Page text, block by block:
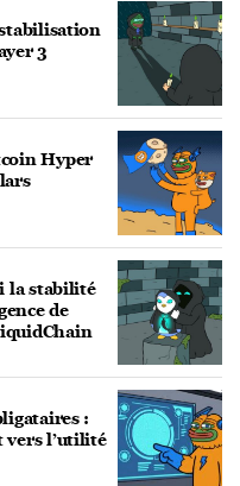
3
Hyper
la stabilité
de
:
vers l’utilité